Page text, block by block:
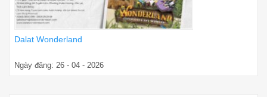
Dalat Wonderland
Ngày đăng: 26 - 04 - 2026